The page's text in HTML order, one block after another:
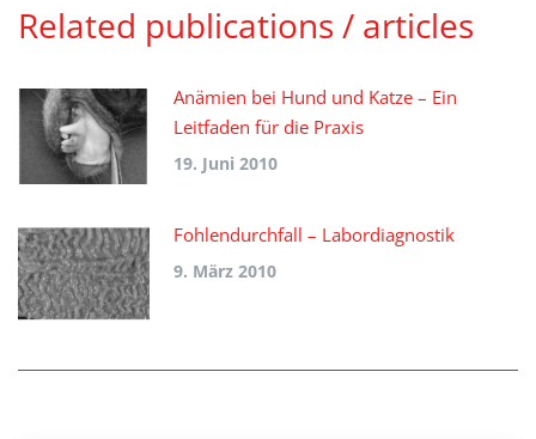
Related publications / articles
Anämien bei Hund und Katze – Ein
Leitfaden für die Praxis
19. Juni 2010
Fohlendurchfall – Labordiagnostik
9. März 2010